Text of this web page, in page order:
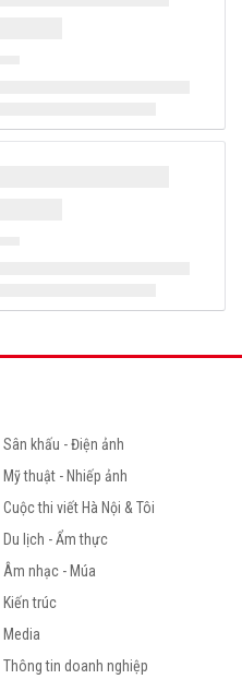
Sân khấu - Điện ảnh
Mỹ thuật - Nhiếp ảnh
Cuộc thi viết Hà Nội & Tôi
Du lịch - Ẩm thực
Âm nhạc - Múa
Kiến trúc
Media
Thông tin doanh nghiệp